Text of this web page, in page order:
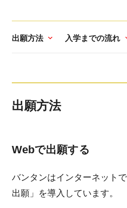
出願方法 入学までの流れ
出願方法
Webで出願する
バンタンはインターネット
出願」を導入しています。